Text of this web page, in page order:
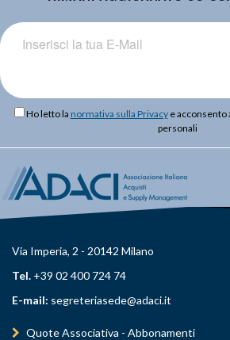
Ho letto la normativa sulla Privacye acconsento
personali
Via Imperia, 2 - 20142 Milano
Tel. +39 02 400 724 74
E-mail: segreteriasede@adaci.it
Quote Associativa - Abbonamenti